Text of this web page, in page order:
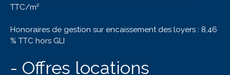
TTC/m²
Honoraires de gestion sur encaissement des loyers : 8,46
% TTC hors GLI
- Offres locations